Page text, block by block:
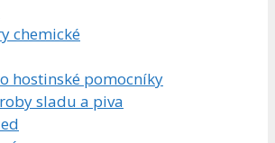
chemické
hostinské pomocníky
sladu a piva